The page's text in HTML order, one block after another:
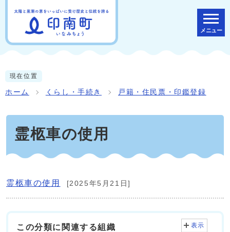
メニュー
現在位置
ホーム くらし・手続き 戸籍・住民票・印鑑登録
霊柩車の使用
霊柩車の使用 [2025年5月21日]
この分類に関連する組織 表示